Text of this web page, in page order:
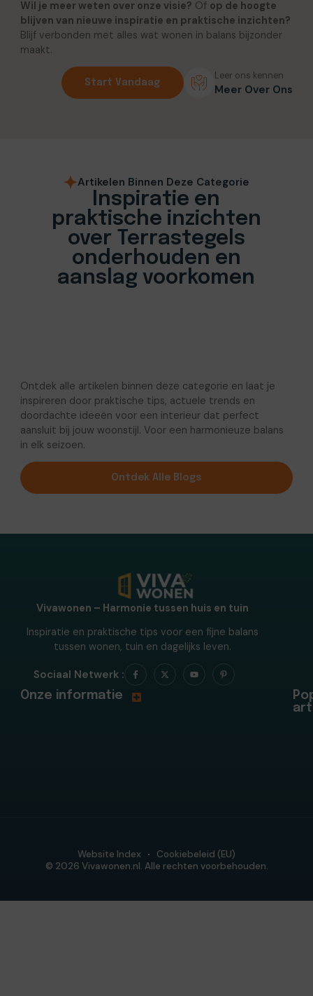
Wil je meer weten over onze visie? Of op de hoogte
blijven van nieuwe inspiratie en praktische inzichten?
Blijf verbonden met alles wat wonen in balans bijzonder
maakt.
Start Vandaag
Leer ons kennen
Meer Over Ons
Artikelen Binnen Deze Categorie
Inspiratie en
praktische inzichten
over Terrastegels
onderhouden en
aanslag voorkomen
Ontdek alle artikelen binnen deze categorie en laat je
inspireren door praktische tips, actuele trends en
doordachte ideeën voor een interieur dat perfect
aansluit bij jouw woonstijl. Voor een harmonieuze balans
in elk seizoen.
Ontdek Alle Blogs
Vivawonen – Harmonie tussen huis en tuin
Inspiratie en praktische tips voor een fijne balans
tussen wonen, tuin en dagelijks leven.
Sociaal Netwerk :
Onze informatie
© 2026 Vivawonen.nl. Alle rechten voorbehouden.
Website Index Cookiebeleid (EU)